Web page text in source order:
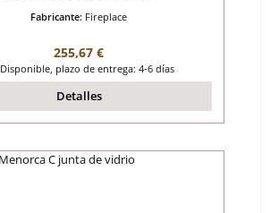
Fabricante: Fireplace
Precio normal:
255,67 €
Disponible, plazo de entrega: 4-6 días
Detalles